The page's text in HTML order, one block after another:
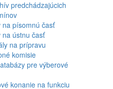
predchádzajúcich
na písomnú časť
na ústnu časť
na prípravu
komisie
pre výberové
konanie na funkciu